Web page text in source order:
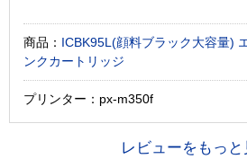
商品： ICBK95L(顔料ブラック大容量)
ンクカートリッジ
プリンター：px-m350f
レビューをもっと